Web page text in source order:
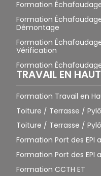
Formation
Formation
Démontage
Formation
Vérification
Formation
TRAVAIL EN
Formation Travail en
Toiture / Terrasse /
Toiture / Terrasse /
Formation Port des
Formation Port des
Formation CCTH ET